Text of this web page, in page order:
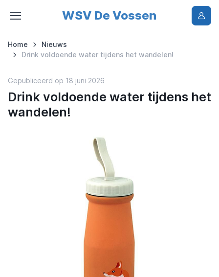
WSV De Vossen
Home
Nieuws
Drink voldoende water tijdens het wandelen!
Gepubliceerd op 18 juni 2026
Drink voldoende water tijdens het
wandelen!